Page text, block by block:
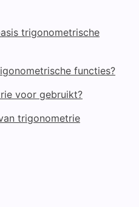
trigonometrische
functies?
voor gebruikt?
trigonometrie